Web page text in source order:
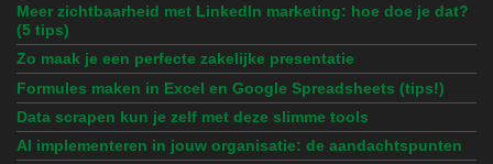
Meer zichtbaarheid met LinkedIn marketing: hoe doe je dat?
(5 tips)
Zo maak je een perfecte zakelijke presentatie
Formules maken in Excel en Google Spreadsheets (tips!)
Data scrapen kun je zelf met deze slimme tools
AI implementeren in jouw organisatie: de aandachtspunten